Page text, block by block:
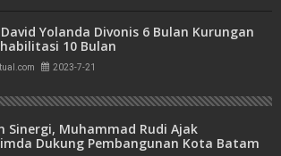
Yolanda Divonis 6 Bulan Kurungan
10 Bulan
2023-7-21
Sinergi, Muhammad Rudi Ajak
Dukung Pembangunan Kota Batam